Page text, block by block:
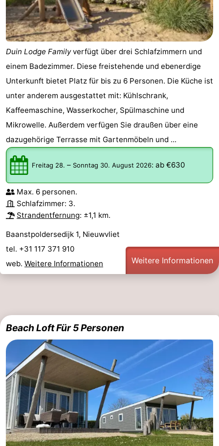
Duin Lodge Familyverfügt über drei Schlafzimmern und
einem Badezimmer. Diese freistehende und ebenerdige
Unterkunft bietet Platz für bis zu 6 Personen. Die Küche ist
unter anderem ausgestattet mit: Kühlschrank,
Kaffeemaschine, Wasserkocher, Spülmaschine und
Mikrowelle. Außerdem verfügen Sie draußen über eine
dazugehörige Terrasse mit Gartenmöbeln und ...
Freitag 28. – Sonntag 30. August 2026: ab €630
Max. 6 personen.
Schlafzimmer: 3.
Strandentfernung: ±1,1 km.
Baanstpoldersedijk 1, Nieuwvliet
tel. +31 117 371 910
web. Weitere Informationen Weitere Informationen
Beach Loft Für 5 Personen